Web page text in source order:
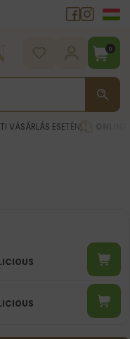
0
VÁSÁRLÁS ESETÉN